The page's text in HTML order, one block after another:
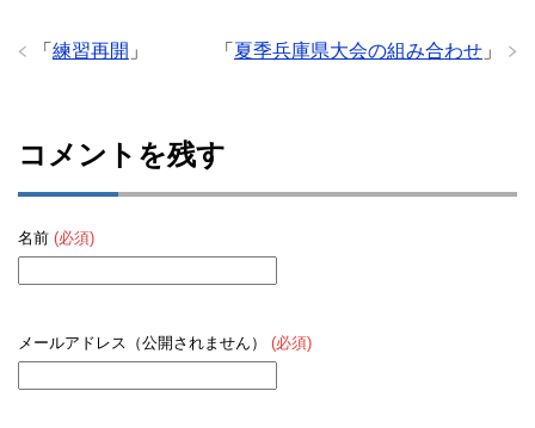
「 夏季兵庫県大会の組み合わせ 」
「 練習再開 」
コメントを残す
名前 (必須)
メールアドレス（公開されません） (必須)